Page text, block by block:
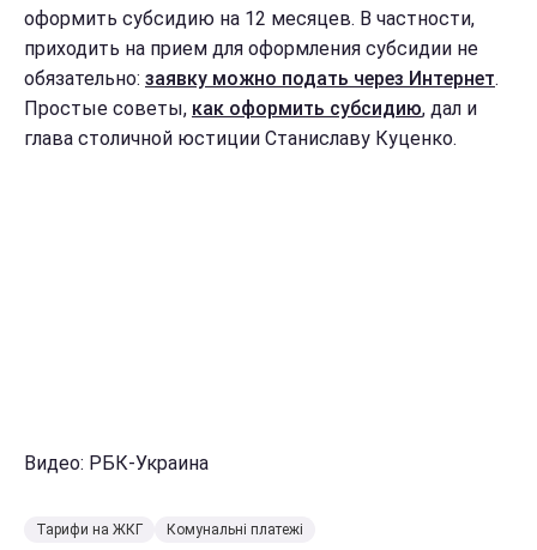
оформить субсидию на 12 месяцев. В частности,
приходить на прием для оформления субсидии не
обязательно: заявку можно подать через Интернет.
Простые советы, как оформить субсидию, дал и
глава столичной юстиции Станиславу Куценко.
Видео: РБК-Украина
Тарифи на ЖКГ Комунальні платежі